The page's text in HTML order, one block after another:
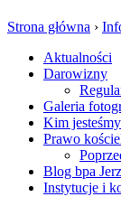
Strona główna ›
Aktualności
Darowizny
Galeria
Kim jesteśmy
Prawo
Blog bpa
Instytucje i